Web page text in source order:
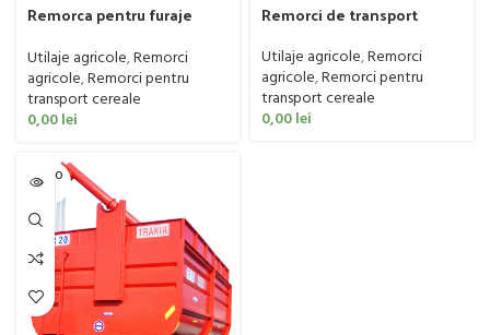
Remorca pentru furaje
Utilaje agricole,Remorci
agricole,Remorci pentru
transport cereale
0,00lei
Remorci de transport
model Complement
Utilaje agricole,Remorci
agricole,Remorci pentru
transport cereale
0,00lei
SOLD O
UT